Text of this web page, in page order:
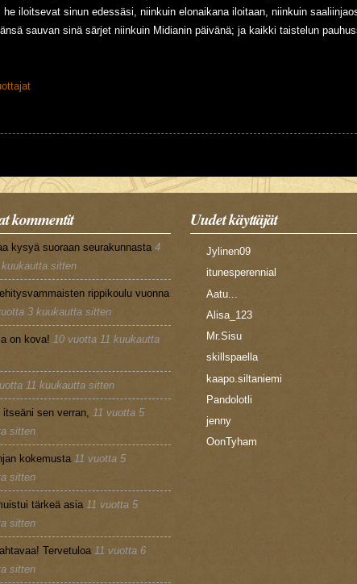
iloitsevat sinun edessäsi, niinkuin elonaikana iloitaan, niinkuin
sauvan sinä särjet niinkuin Midianin päivänä; ja kaikki taistelun
Joulua!
kommentit
kysyä suoraan seurakunnasta 4
sitten
rippikoulu vuonna
3 kuukautta sitten
on kova! 10 vuotta 11 kuukautta
11 kuukautta sitten
sen verran, 11 vuotta 5
sitten
kokemusta 11 vuotta 5
sitten
tärkeä asia 11 vuotta 5
sitten
Tervetuloa 11 vuotta 6
sitten
Uudet käyttäjät
Jylinen09
itunesperennial
Aatu...
Alisa_123
Mr.Sisu
skillspaella
kaapo.siltaniemi
Pandolotli
jenny
OonTyham